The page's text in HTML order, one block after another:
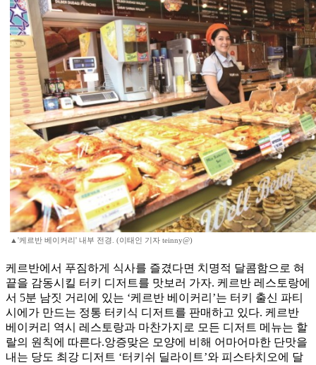
▲'케르반 베이커리' 내부 전경. (이태인 기자 teinny@)
케르반에서 푸짐하게 식사를 즐겼다면 치명적 달콤함으로 혀
끝을 감동시킬 터키 디저트를 맛보러 가자. 케르반 레스토랑에
서 5분 남짓 거리에 있는 ‘케르반 베이커리’는 터키 출신 파티
시에가 만드는 정통 터키식 디저트를 판매하고 있다. 케르반
베이커리 역시 레스토랑과 마찬가지로 모든 디저트 메뉴는 할
랄의 원칙에 따른다.앙증맞은 모양에 비해 어마어마한 단맛을
내는 당도 최강 디저트 ‘터키쉬 딜라이트’와 피스타치오에 달